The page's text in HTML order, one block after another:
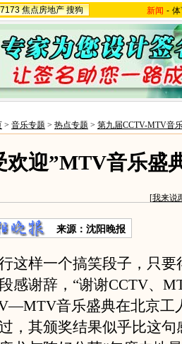
焦点房地产 搜狗 新闻 -
> 音乐专题 > 热点专题 > 第九届CCTV-MTV音
欢迎”MTV音乐盛
[我来说
来源：沈阳晚报
样一个搞笑段子，只要
感谢辞，“谢谢CCTV、
音乐盛典在北京工
，其颁奖结果似乎比这句